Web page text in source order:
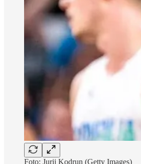
Foto: Jurij Kodrun (Getty Images)